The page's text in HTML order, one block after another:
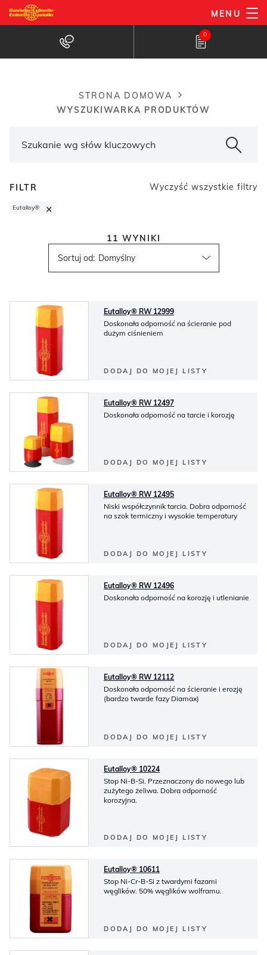
Przejdź
do
MENU
Wyszukiwarka produktów
0
Breadcrumb
STRONA DOMOWA
WYSZUKIWARKA PRODUKTÓW
FILTR Wyczyść wszystkie filtry
Eutalloy® ×
Sortuj od:
11 WYNIKI
Eutalloy® RW 12999
Doskonała odporność na ścieranie pod
dużym ciśnieniem
DODAJ DO MOJEJ LISTY
Eutalloy® RW 12497
Doskonała odporność na tarcie i korozję
DODAJ DO MOJEJ LISTY
Eutalloy® RW 12495
Niski współczynnik tarcia. Dobra odporność
na szok termiczny i wysokie temperatury
DODAJ DO MOJEJ LISTY
Eutalloy® RW 12496
Doskonała odporność na korozję i utlenianie
DODAJ DO MOJEJ LISTY
Eutalloy® RW 12112
Doskonała odporność na ścieranie i erozję
(bardzo twarde fazy Diamax)
DODAJ DO MOJEJ LISTY
Eutalloy® 10224
Stop Ni-B-Si. Przeznaczony do nowego lub
zużytego żeliwa. Dobra odporność
korozyjna.
DODAJ DO MOJEJ LISTY
Eutalloy® 10611
Stop Ni-Cr-B-Si z twardymi fazami
węglików. 50% węglików wolframu.
DODAJ DO MOJEJ LISTY